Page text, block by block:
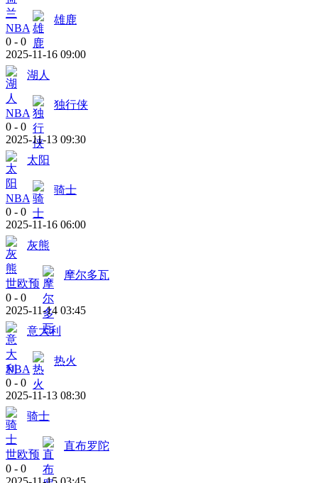
NBA
雄鹿
0 - 0
2025-11-16 09:00
湖人
NBA
独行侠
0 - 0
2025-11-13 09:30
太阳
NBA
骑士
0 - 0
2025-11-16 06:00
灰熊
世欧预
摩尔多瓦
0 - 0
2025-11-14 03:45
意大利
NBA
热火
0 - 0
2025-11-13 08:30
骑士
世欧预
直布罗陀
0 - 0